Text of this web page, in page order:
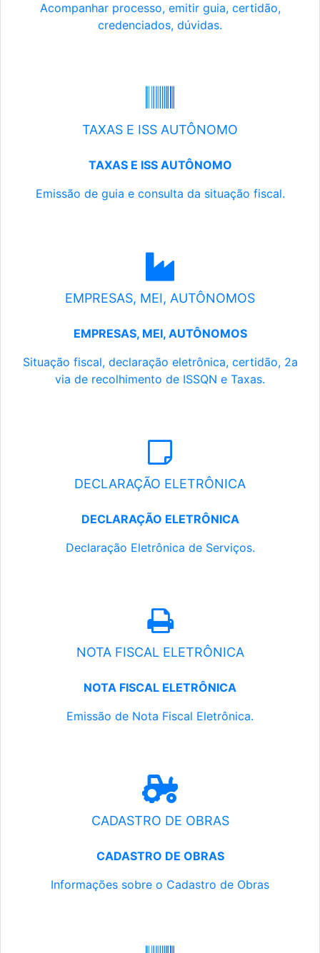
Acompanhar processo, emitir guia, certidão,
credenciados, dúvidas.
TAXAS E ISS AUTÔNOMO
TAXAS E ISS AUTÔNOMO
Emissão de guia e consulta da situação fiscal.
EMPRESAS, MEI, AUTÔNOMOS
EMPRESAS, MEI, AUTÔNOMOS
Situação fiscal, declaração eletrônica, certidão, 2a
via de recolhimento de ISSQN e Taxas.
DECLARAÇÃO ELETRÔNICA
DECLARAÇÃO ELETRÔNICA
Declaração Eletrônica de Serviços.
NOTA FISCAL ELETRÔNICA
NOTA FISCAL ELETRÔNICA
Emissão de Nota Fiscal Eletrônica.
CADASTRO DE OBRAS
CADASTRO DE OBRAS
Informações sobre o Cadastro de Obras